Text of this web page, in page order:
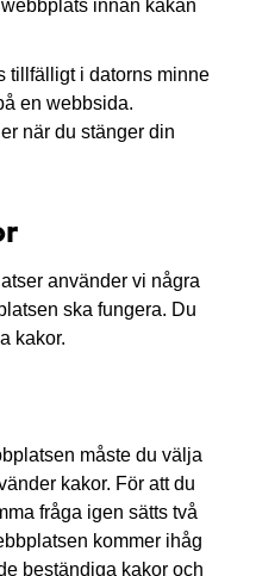
innan kakan
tillfälligt i datorns minne
en webbsida.
när du stänger din
använder vi några
ska fungera. Du
kakor.
måste du välja
kakor. För att du
fråga igen sätts två
kommer ihåg
beständiga kakor och